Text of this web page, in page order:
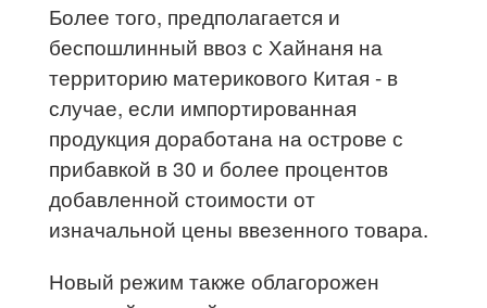
Более того, предполагается и
беспошлинный ввоз с Хайнаня на
территорию материкового Китая - в
случае, если импортированная
продукция доработана на острове с
прибавкой в 30 и более процентов
добавленной стоимости от
изначальной цены ввезенного товара.
Новый режим также облагорожен